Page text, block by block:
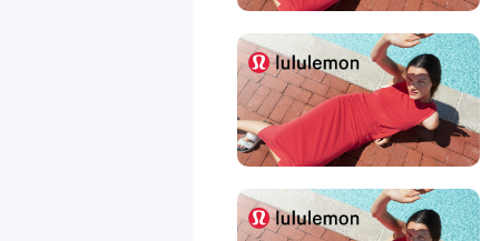
Please upload .jpg, .png, .gif format images, size <5M
Phone
WeChat